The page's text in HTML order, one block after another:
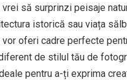
să surprinzi peisaje
istorică sau viața
oferi cadre perfecte
de stilul tău de
pentru a-ți exprima